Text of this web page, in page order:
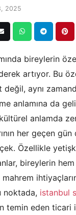
2025
bireylerin
artıyor. Bu
aynı
anlamına da
anlamda
her geçen
Özellikle
bireylerin
noktada, istanbul
temin eden ticari